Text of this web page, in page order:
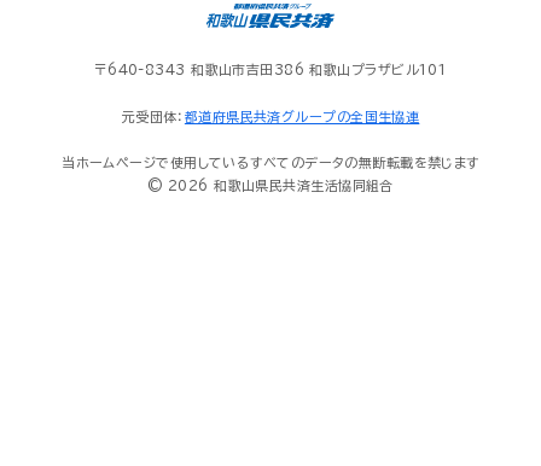
〒640-8343 和歌山市吉田386 和歌山プラザビル101
元受団体： 都道府県民共済グループの全国生協連
当ホームページで使用しているすべてのデータの無断転載を禁じます
© 2026 和歌山県民共済生活協同組合